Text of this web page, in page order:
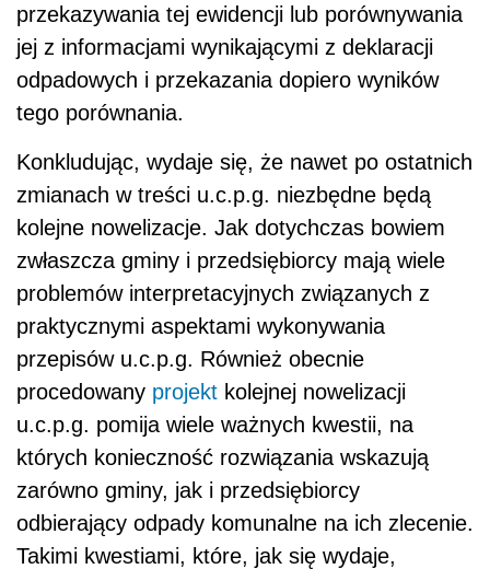
przekazywania tej ewidencji lub porównywania
jej z informacjami wynikającymi z deklaracji
odpadowych i przekazania dopiero wyników
tego porównania.
Konkludując, wydaje się, że nawet po ostatnich
zmianach w treści u.c.p.g. niezbędne będą
kolejne nowelizacje. Jak dotychczas bowiem
zwłaszcza gminy i przedsiębiorcy mają wiele
problemów interpretacyjnych związanych z
praktycznymi aspektami wykonywania
przepisów u.c.p.g. Również obecnie
procedowany projekt kolejnej nowelizacji
u.c.p.g. pomija wiele ważnych kwestii, na
których konieczność rozwiązania wskazują
zarówno gminy, jak i przedsiębiorcy
odbierający odpady komunalne na ich zlecenie.
Takimi kwestiami, które, jak się wydaje,